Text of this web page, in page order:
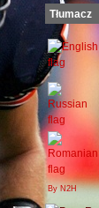
Tłumacz
By N2H